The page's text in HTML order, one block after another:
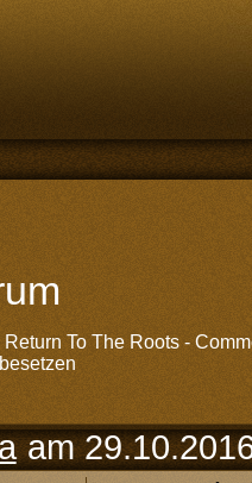
Return To The Roots -
am